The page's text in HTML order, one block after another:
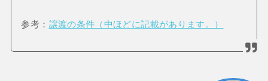
参考： 譲渡の条件（中ほどに記載があります。）